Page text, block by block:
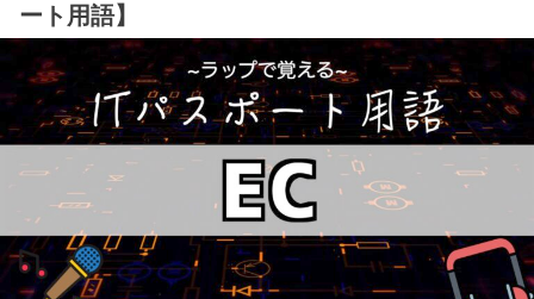
ート用語】